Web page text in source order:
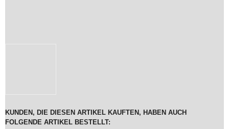
KUNDEN, DIE DIESEN ARTIKEL KAUFTEN, HABEN AUCH
FOLGENDE ARTIKEL BESTELLT: